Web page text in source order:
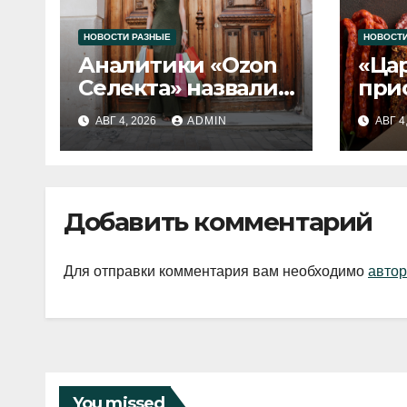
НОВОСТИ РАЗНЫЕ
Аналитики «Ozon
Селекта» назвали
fashion-тренды
2026 года
АВГ 4, 2026 ADMIN АВГ
Добавить комментарий
Для отправки комментария вам необходимо